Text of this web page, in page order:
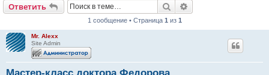
Ответить Поиск
1 сообщение • Страница 1 из 1
Mr. Alexx
Site Admin